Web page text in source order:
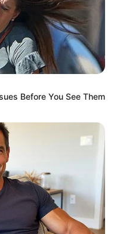
Kissing Each Other
Before You See Them